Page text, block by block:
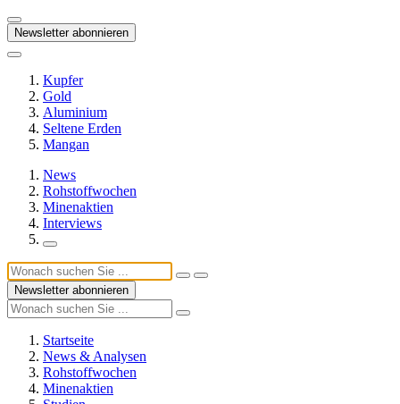
Newsletter abonnieren
Kupfer
Gold
Aluminium
Seltene Erden
Mangan
News
Rohstoffwochen
Minenaktien
Interviews
Newsletter abonnieren
Startseite
News & Analysen
Rohstoffwochen
Minenaktien